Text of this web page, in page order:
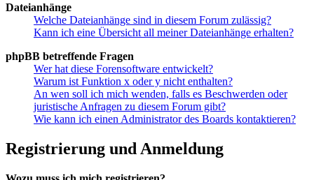
Dateianhänge
Welche Dateianhänge sind in diesem Forum zulässig?
Kann ich eine Übersicht all meiner Dateianhänge erhalten?
phpBB betreffende Fragen
Wer hat diese Forensoftware entwickelt?
Warum ist Funktion x oder y nicht enthalten?
An wen soll ich mich wenden, falls es Beschwerden oder
juristische Anfragen zu diesem Forum gibt?
Wie kann ich einen Administrator des Boards kontaktieren?
Registrierung und Anmeldung